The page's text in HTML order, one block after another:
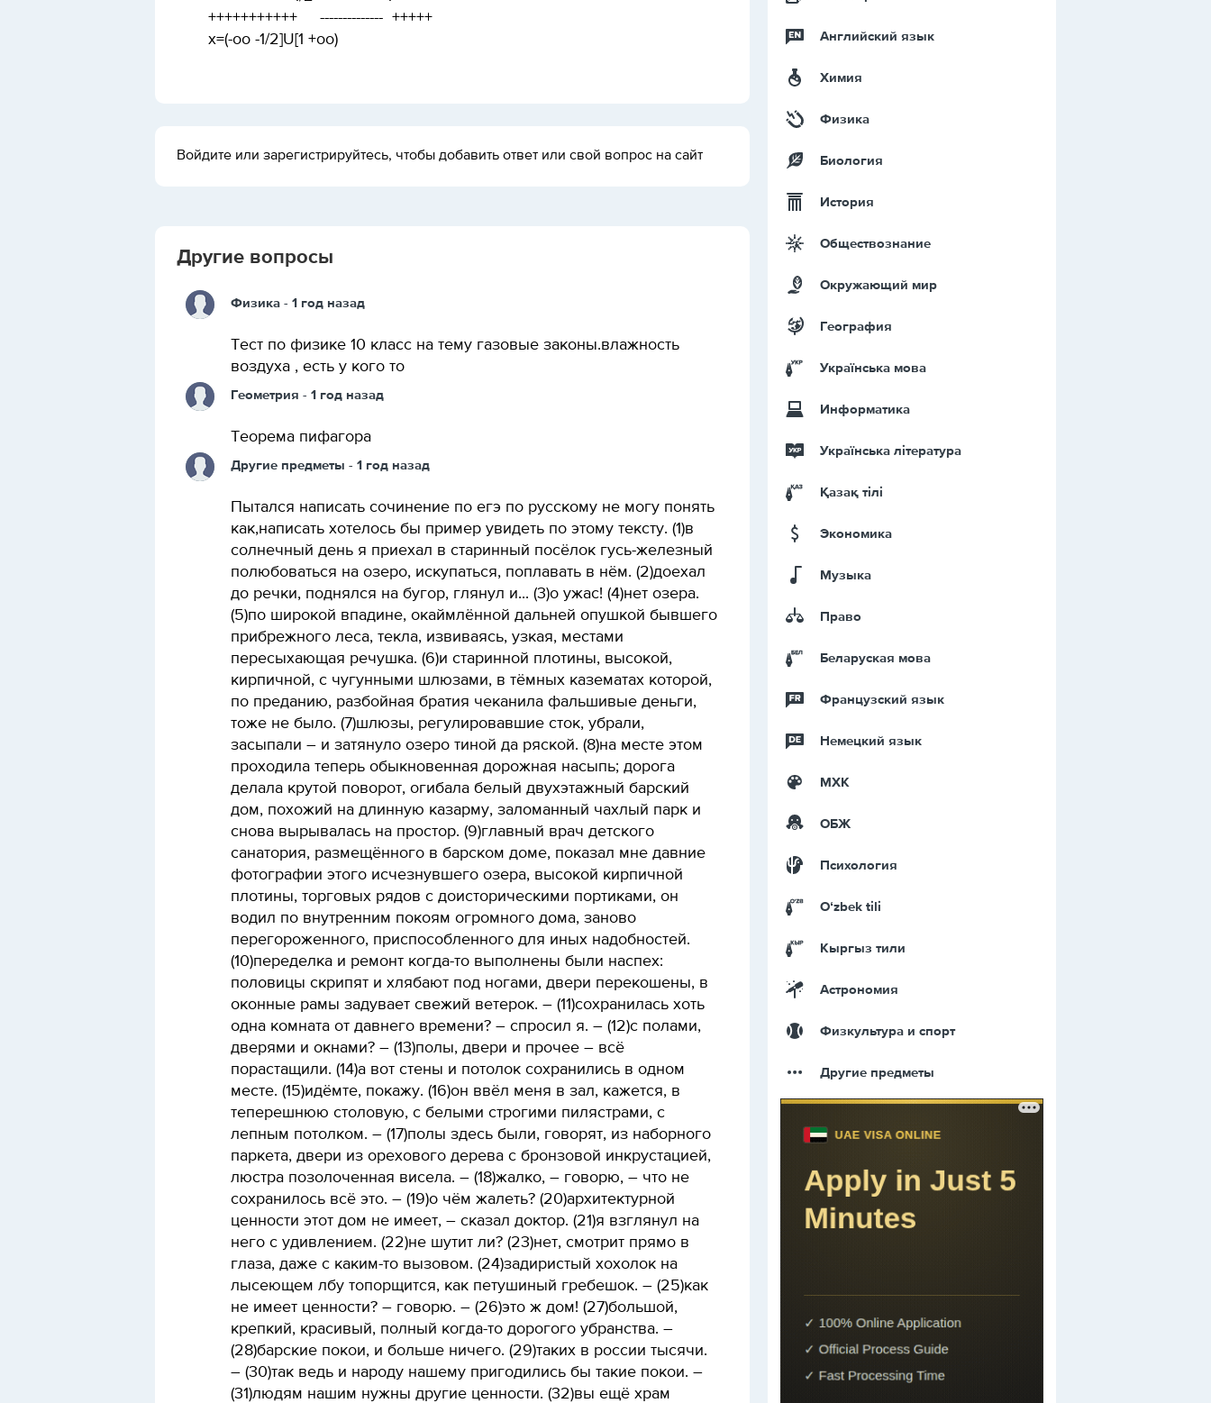
+++++++++++ -------------- +++++
x=(-oo -1/2]U[1 +oo)
Войдите или зарегистрируйтесь, чтобы добавить ответ или свой вопрос на сайт
Другие вопросы
Физика - 1 год назад
Тест по физике 10 класс на тему газовые законы.влажность
воздуха , есть у кого то
Геометрия - 1 год назад
Теорема пифагора
Другие предметы - 1 год назад
Пытался написать сочинение по егэ по русскому не могу понять
как,написать хотелось бы пример увидеть по этому тексту. (1)в
солнечный день я приехал в старинный посёлок гусь-железный
полюбоваться на озеро, искупаться, поплавать в нём. (2)доехал
до речки, поднялся на бугор, глянул и... (3)о ужас! (4)нет озера.
(5)по широкой впадине, окаймлённой дальней опушкой бывшего
прибрежного леса, текла, извиваясь, узкая, местами
пересыхающая речушка. (6)и старинной плотины, высокой,
кирпичной, с чугунными шлюзами, в тёмных казематах которой,
по преданию, разбойная братия чеканила фальшивые деньги,
тоже не было. (7)шлюзы, регулировавшие сток, убрали,
засыпали – и затянуло озеро тиной да ряской. (8)на месте этом
проходила теперь обыкновенная дорожная насыпь; дорога
делала крутой поворот, огибала белый двухэтажный барский
дом, похожий на длинную казарму, заломанный чахлый парк и
снова вырывалась на простор. (9)главный врач детского
санатория, размещённого в барском доме, показал мне давние
фотографии этого исчезнувшего озера, высокой кирпичной
плотины, торговых рядов с доисторическими портиками, он
водил по внутренним покоям огромного дома, заново
перегороженного, приспособленного для иных надобностей.
(10)переделка и ремонт когда-то выполнены были наспех:
половицы скрипят и хлябают под ногами, двери перекошены, в
оконные рамы задувает свежий ветерок. – (11)сохранилась хоть
одна комната от давнего времени? – спросил я. – (12)с полами,
дверями и окнами? – (13)полы, двери и прочее – всё
порастащили. (14)а вот стены и потолок сохранились в одном
месте. (15)идёмте, покажу. (16)он ввёл меня в зал, кажется, в
теперешнюю столовую, с белыми строгими пилястрами, с
лепным потолком. – (17)полы здесь были, говорят, из наборного
паркета, двери из орехового дерева с бронзовой инкрустацией,
люстра позолоченная висела. – (18)жалко, – говорю, – что не
сохранилось всё это. – (19)о чём жалеть? (20)архитектурной
ценности этот дом не имеет, – сказал доктор. (21)я взглянул на
него с удивлением. (22)не шутит ли? (23)нет, смотрит прямо в
глаза, даже с каким-то вызовом. (24)задиристый хохолок на
лысеющем лбу топорщится, как петушиный гребешок. – (25)как
не имеет ценности? – говорю. – (26)это ж дом! (27)большой,
крепкий, красивый, полный когда-то дорогого убранства. –
(28)барские покои, и больше ничего. (29)таких в россии тысячи.
– (30)так ведь и народу нашему пригодились бы такие покои. –
(31)людям нашим нужны другие ценности. (32)вы ещё храм
Английский язык
Химия
Физика
Биология
История
Обществознание
Окружающий мир
География
Українська мова
Информатика
Українська література
Қазақ тiлi
Экономика
Музыка
Право
Беларуская мова
Французский язык
Немецкий язык
МХК
ОБЖ
Психология
Оʻzbek tili
Кыргыз тили
Астрономия
Физкультура и спорт
Другие предметы